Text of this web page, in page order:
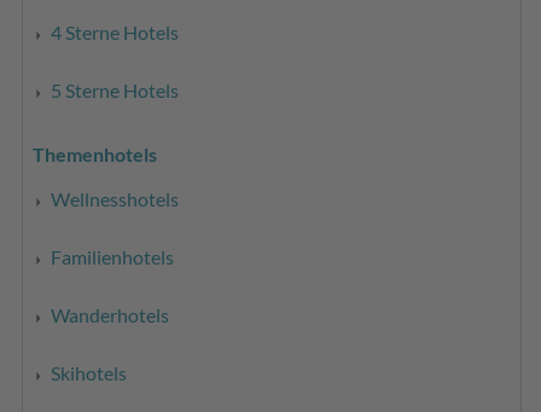
4 Sterne Hotels
5 Sterne Hotels
Themenhotels
Wellnesshotels
Familienhotels
Wanderhotels
Skihotels